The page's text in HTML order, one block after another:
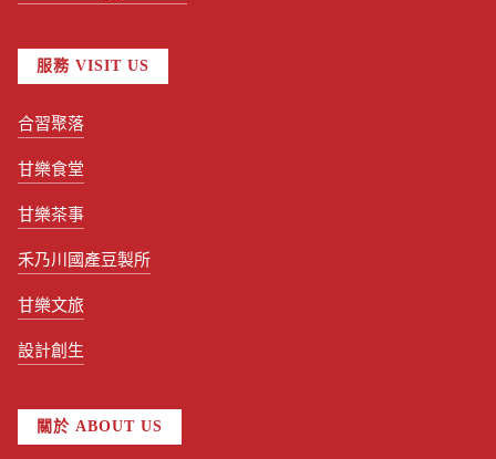
服務 VISIT US
合習聚落
甘樂食堂
甘樂茶事
禾乃川國產豆製所
甘樂文旅
設計創生
關於 ABOUT US